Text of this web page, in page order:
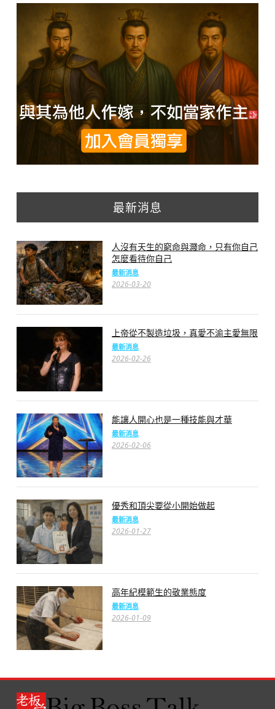
最新消息
人沒有天生的窮命與濺命，只有你自己
怎麼看待你自己
最新消息
2026-03-20
上帝從不製造垃圾，真愛不渝主愛無限
最新消息
2026-02-26
能讓人開心也是一種技能與才華
最新消息
2026-02-06
優秀和頂尖要從小開始做起
最新消息
2026-01-27
高年紀模範生的敬業態度
最新消息
2026-01-09